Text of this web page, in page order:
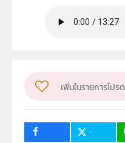
เพิ่มในรายการโปรด